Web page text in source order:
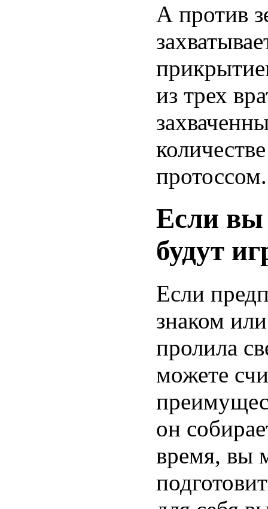
А против
из трех
протоссом.
Если вы
будут
Если
знаком
пролила
можете
он
время, вы